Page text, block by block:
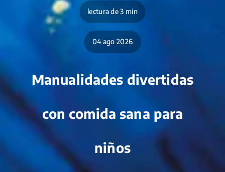
lectura de 3 min
04 ago 2026
Manualidades divertidas
con comida sana para
niños